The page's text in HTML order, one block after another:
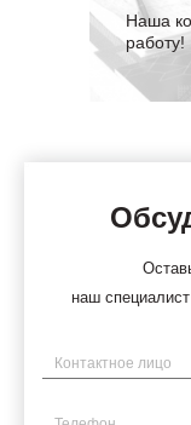
Наша
работу!
наш
Имя
Телефон